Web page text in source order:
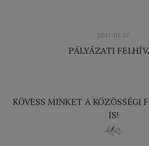
2021-01-27
PÁLYÁZATI
KÖVESS MINKET A KÖZÖSSÉGI
IS!